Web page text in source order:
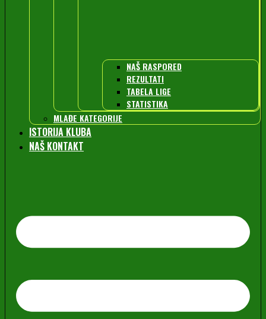
NAŠ RASPORED
REZULTATI
TABELA LIGE
STATISTIKA
MLAĐE KATEGORIJE
ISTORIJA KLUBA
NAŠ KONTAKT